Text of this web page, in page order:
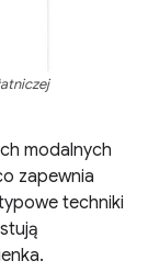
modalnych
zapewnia
techniki